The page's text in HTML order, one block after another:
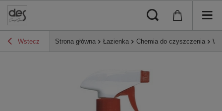
Wstecz Strona główna Łazienka Chemia do czyszczenia